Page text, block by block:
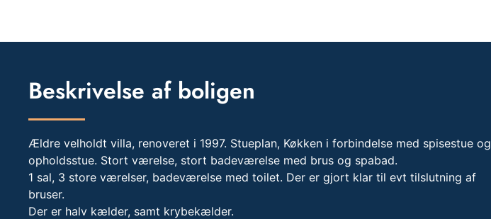
Beskrivelse af boligen
Ældre velholdt villa, renoveret i 1997. Stueplan, Køkken i forbindelse med spisestue og
opholdsstue. Stort værelse, stort badeværelse med brus og spabad.
1 sal, 3 store værelser, badeværelse med toilet. Der er gjort klar til evt tilslutning af
bruser.
Der er halv kælder, samt krybekælder.